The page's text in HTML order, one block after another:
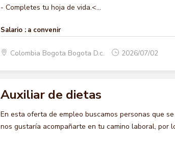
- Completes tu hoja de vida.<...
Salario : a convenir
Colombia Bogota Bogota D.c. 2026/07/02
Auxiliar de dietas
En esta oferta de empleo buscamos personas que
nos gustaría acompañarte en tu camino laboral, por